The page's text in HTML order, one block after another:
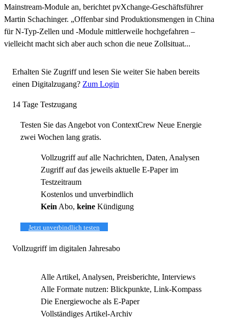
Mainstream-Module an, berichtet pvXchange-Geschäftsführer
Martin Schachinger. „Offenbar sind Produktionsmengen in China
für N-Typ-Zellen und -Module mittlerweile hochgefahren –
vielleicht macht sich aber auch schon die neue Zollsituat...
Erhalten Sie Zugriff und lesen Sie weiter Sie haben bereits
einen Digitalzugang? Zum Login
14 Tage Testzugang
Testen Sie das Angebot von ContextCrew Neue Energie
zwei Wochen lang gratis.
Vollzugriff auf alle Nachrichten, Daten, Analysen
Zugriff auf das jeweils aktuelle E-Paper im
Testzeitraum
Kostenlos und unverbindlich
Kein Abo, keine Kündigung
Jetzt unverbindlich testen
Vollzugriff im digitalen Jahresabo
Alle Artikel, Analysen, Preisberichte, Interviews
Alle Formate nutzen: Blickpunkte, Link-Kompass
Die Energiewoche als E-Paper
Vollständiges Artikel-Archiv